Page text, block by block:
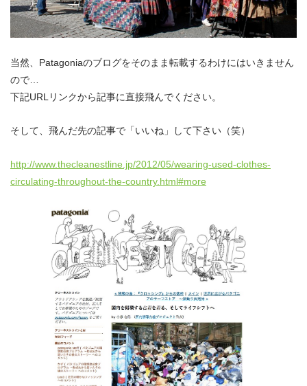
当然、Patagoniaのブログをそのまま転載するわけにはいきません
ので…
下記URLリンクから記事に直接飛んでください。
そして、飛んだ先の記事で「いいね」して下さい（笑）
http://www.thecleanestline.jp/2012/05/wearing-used-clothes-
circulating-throughout-the-country.html#more